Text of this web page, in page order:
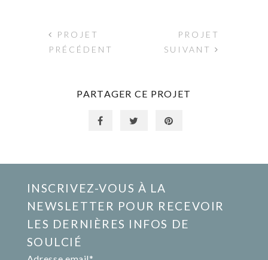
PROJET
PRÉCÉDENT
PROJET
SUIVANT
PARTAGER CE PROJET
INSCRIVEZ-VOUS À LA
NEWSLETTER POUR RECEVOIR
LES DERNIÈRES INFOS DE
SOULCIÉ